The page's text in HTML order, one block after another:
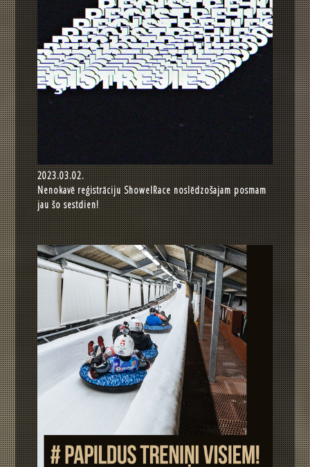
2023.03.02.
Nenokavē reģistrāciju ShowelRace noslēdzošajam posmam
jau šo sestdien!